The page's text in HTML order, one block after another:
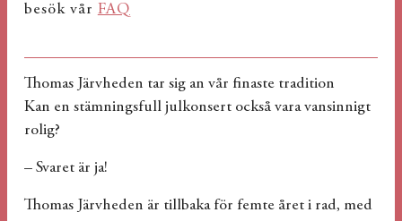
besök vår FAQ
Thomas Järvheden tar sig an vår finaste tradition
Kan en stämningsfull julkonsert också vara vansinnigt
rolig?
– Svaret är ja!
Thomas Järvheden är tillbaka för femte året i rad, med